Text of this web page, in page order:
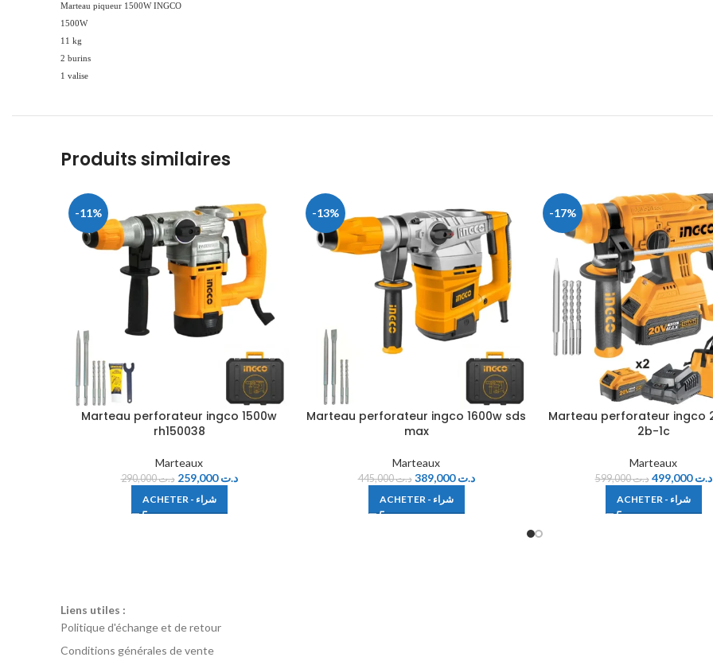
Marteau piqueur 1500W INGCO
1500W
11 kg
2 burins
1 valise
Produits similaires
-11%
Marteau perforateur ingco 1500w
rh150038
Marteaux
د.ت290,000 د.ت259,000
ACHETER - شراء
-13%
Marteau perforateur ingco 1600w sds
max
Marteaux
د.ت445,000 د.ت389,000
ACHETER - شراء
-17%
Marteau perforateur ingco
2b-1c
Marteaux
د.ت599,000 د.ت499,000
ACHETER - شراء
Liens utiles :
Politique d'échange et de retour
Conditions générales de vente